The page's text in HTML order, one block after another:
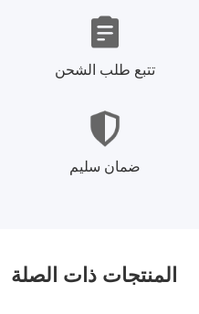
تتبع طلب الشحن
ضمان سليم
المنتجات ذات الصلة